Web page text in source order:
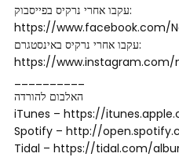
עקבו אחרי נרקיס בפייסבוק:
https://www.facebook.com/
עקבו אחרי נרקיס באינסטגרם:
https://www.instagram.com/
האלבום להורדה
iTunes – https://
Spotify – http://
Tidal – https://tidal.com/